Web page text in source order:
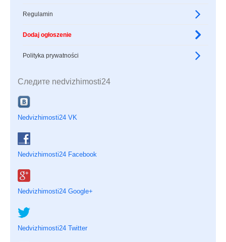
Regulamin
Dodaj ogłoszenie
Polityka prywatności
Следите nedvizhimosti24
Nedvizhimosti24 VK
Nedvizhimosti24 Facebook
Nedvizhimosti24 Google+
Nedvizhimosti24 Twitter